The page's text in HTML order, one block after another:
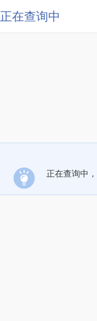
正在查询中
正在查询中